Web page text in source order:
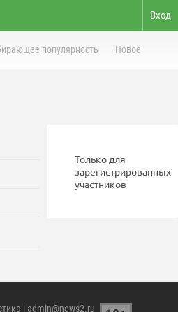
Вход
популярность Новое
Только для
зарегистрированных
участников
| admin@news2.ru